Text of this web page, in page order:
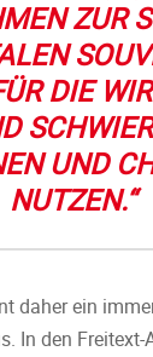
ZUR
DIE
UND
UTZEN.“
daher ein
In den Freitext-